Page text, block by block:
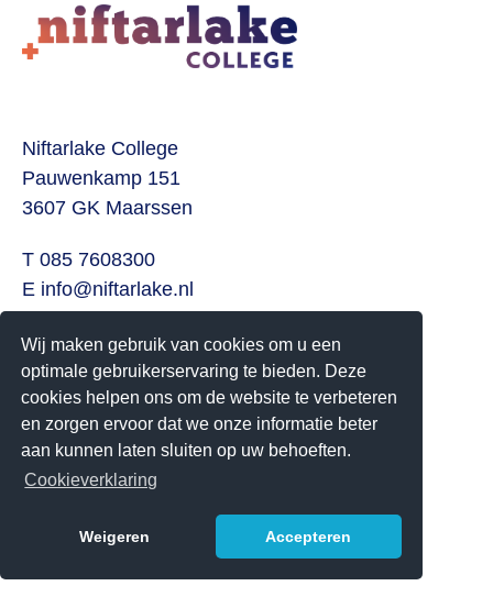
Wij maken gebruik van cookies om u een
optimale gebruikerservaring te bieden. Deze
cookies helpen ons om de website te verbeteren
en zorgen ervoor dat we onze informatie beter
aan kunnen laten sluiten op uw behoeften.
Cookieverklaring
Weigeren Accepteren
Niftarlake College
Pauwenkamp 151
3607 GK Maarssen
T 085 7608300
E info@niftarlake.nl
Volg ons ook op:
Twitter
Youtube
Het Niftarlake College heeft het predicaat Technasium